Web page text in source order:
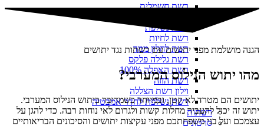
רשת חשמלית
רשת נשלפת
רשת לחיות
רשת לחלון ממד
רשת גלילה פלקס
רשת האפלה 100%
רשת הזזה
וילון רשת הצללה
רשת נשלפת לחדר אמבטיה
רשתות
סרטונים
הגנה מושלמת מפני יתושים עם רשתות נגד יתושים
מהו יתוש הנילוס המערבי?
יתושים הם מטרד לא קטן, ובמיוחד כשמדובר ביתוש הנילוס המערבי.
יתוש זה יכול להעביר מחלות קשות ולגרום לאי נוחות רבה. כדי להגן על
עצמכם ועל בני משפחתכם מפני עקיצות יתושים והסיכונים הבריאותיים